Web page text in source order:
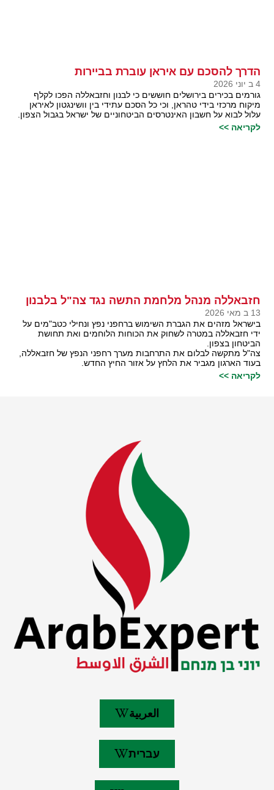
הדרך להסכם עם איראן עוברת בביירות
4 ב יוני 2026
גורמים בכירים בירושלים חוששים כי לבנון וחזבאללה הפכו לקלף
מיקוח מרכזי בידי טהראן, וכי כל הסכם עתידי בין וושינגטון לאיראן
עלול לבוא על חשבון האינטרסים הביטחוניים של ישראל בגבול הצפון.
לקריאה >>
חזבאללה מנהל מלחמת התשה נגד צה"ל בלבנון
13 ב מאי 2026
בישראל מזהים את הגברת השימוש ברחפני נפץ ונחילי כטב"מים על
ידי חזבאללה במטרה לשחוק את הכוחות הלוחמים ואת תחושת
הביטחון בצפון.
צה"ל מתקשה לבלום את התרחבות מערך רחפני הנפץ של חזבאללה,
בעוד הארגון מגביר את הלחץ על אזור החיץ החדש.
לקריאה >>
العربية
עברית